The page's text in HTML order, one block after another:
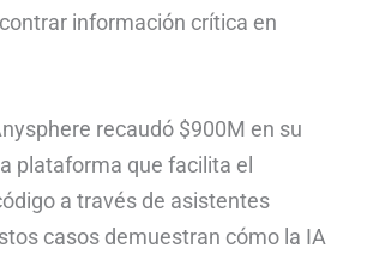
información crítica en
recaudó $900M en su
plataforma que facilita el
a través de asistentes
casos demuestran cómo la IA